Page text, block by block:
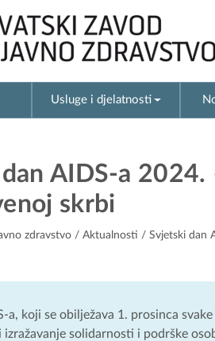
Usluge i djelatnosti
AIDS-a
skrbi
zdravstvo / Aktualnosti / Svjetski dan
a, koji se obilježava 1. prosinca
solidarnosti i podrške